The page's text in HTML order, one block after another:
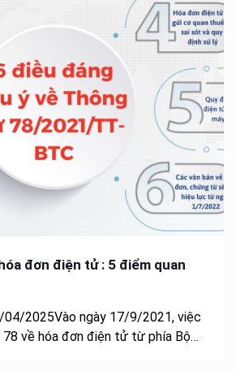
đơn điện tử : 5 điểm quan
04/2025Vào ngày 17/9/2021, việc
về hóa đơn điện tử từ phía Bộ…